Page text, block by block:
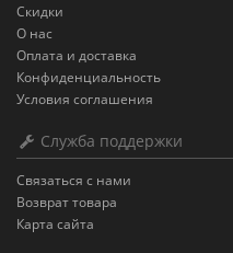
Скидки
О нас
Оплата и доставка
Конфиденциальность
Условия соглашения
Служба поддержки
Связаться с нами
Возврат товара
Карта сайта